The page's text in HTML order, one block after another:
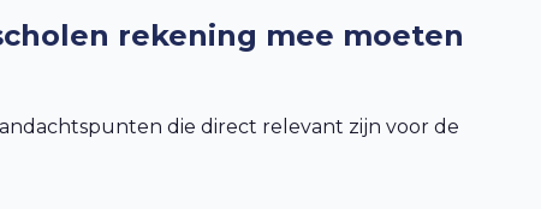
rekening mee moeten
die direct relevant zijn voor de